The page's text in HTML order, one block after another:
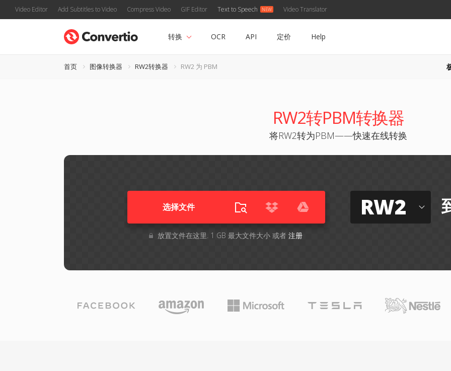
Video Editor Add Subtitles to Video Compress Video GIF Editor Text to Speech Video Translator
转换 OCR API 定价 Help
首页 图像转换器 RW2转换器 RW2 为 PBM
RW2转PBM转换器
将RW2转为PBM——快速在线转换
选择文件
放置文件在这里. 1 GB 最大文件大小 或者 注册
RW2